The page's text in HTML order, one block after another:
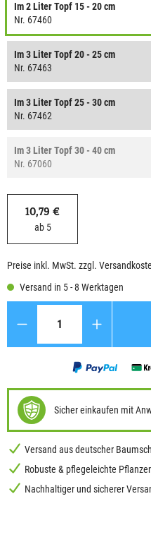
Im 2 Liter Topf 15 - 20 cm
Nr. 67460
Im 3 Liter Topf 20 - 25 cm
Nr. 67463
Im 3 Liter Topf 25 - 30 cm
Nr. 67462
Im 3 Liter Topf 30 - 40 cm
Nr. 67060
10,79 €
ab 5
Preise inkl. MwSt. zzgl.
Versand in 5 - 8 Werktagen
Sicher einkaufen mit
Versand aus deutscher
Robuste & pflegeleichte
Nachhaltiger und sicherer